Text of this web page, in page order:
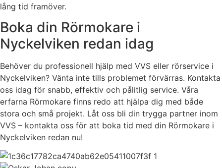
lång tid framöver.
Boka din Rörmokare i
Nyckelviken redan idag
Behöver du professionell hjälp med VVS eller rörservice i
Nyckelviken? Vänta inte tills problemet förvärras. Kontakta
oss idag för snabb, effektiv och pålitlig service. Våra
erfarna Rörmokare finns redo att hjälpa dig med både
stora och små projekt. Låt oss bli din trygga partner inom
VVS – kontakta oss för att boka tid med din Rörmokare i
Nyckelviken redan nu!